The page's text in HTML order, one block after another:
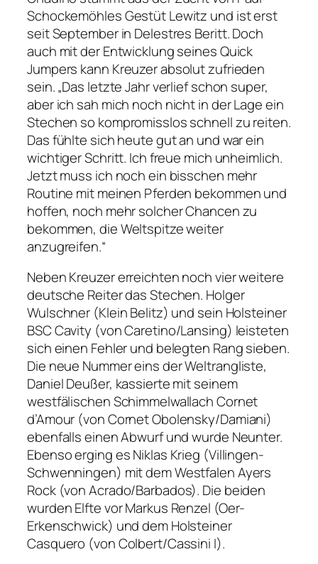
Schockemöhles Gestüt Lewitz und ist erst
seit September in Delestres Beritt. Doch
auch mit der Entwicklung seines Quick
Jumpers kann Kreuzer absolut zufrieden
sein. „Das letzte Jahr verlief schon super,
aber ich sah mich noch nicht in der Lage ein
Stechen so kompromisslos schnell zu reiten.
Das fühlte sich heute gut an und war ein
wichtiger Schritt. Ich freue mich unheimlich.
Jetzt muss ich noch ein bisschen mehr
Routine mit meinen Pferden bekommen und
hoffen, noch mehr solcher Chancen zu
bekommen, die Weltspitze weiter
anzugreifen.“
Neben Kreuzer erreichten noch vier weitere
deutsche Reiter das Stechen. Holger
Wulschner (Klein Belitz) und sein Holsteiner
BSC Cavity (von Caretino/Lansing) leisteten
sich einen Fehler und belegten Rang sieben.
Die neue Nummer eins der Weltrangliste,
Daniel Deußer, kassierte mit seinem
westfälischen Schimmelwallach Cornet
d’Amour (von Cornet Obolensky/Damiani)
ebenfalls einen Abwurf und wurde Neunter.
Ebenso erging es Niklas Krieg (Villingen-
Schwenningen) mit dem Westfalen Ayers
Rock (von Acrado/Barbados). Die beiden
wurden Elfte vor Markus Renzel (Oer-
Erkenschwick) und dem Holsteiner
Casquero (von Colbert/Cassini I).